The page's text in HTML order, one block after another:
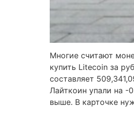
Многие считают
купить Litecoin за
составляет
Лайткоин упали на -
выше. В карточке